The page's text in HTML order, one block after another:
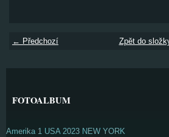
← Předchozí Zpět do
FOTOALBUM
Amerika 1 USA 2023 NEW YORK